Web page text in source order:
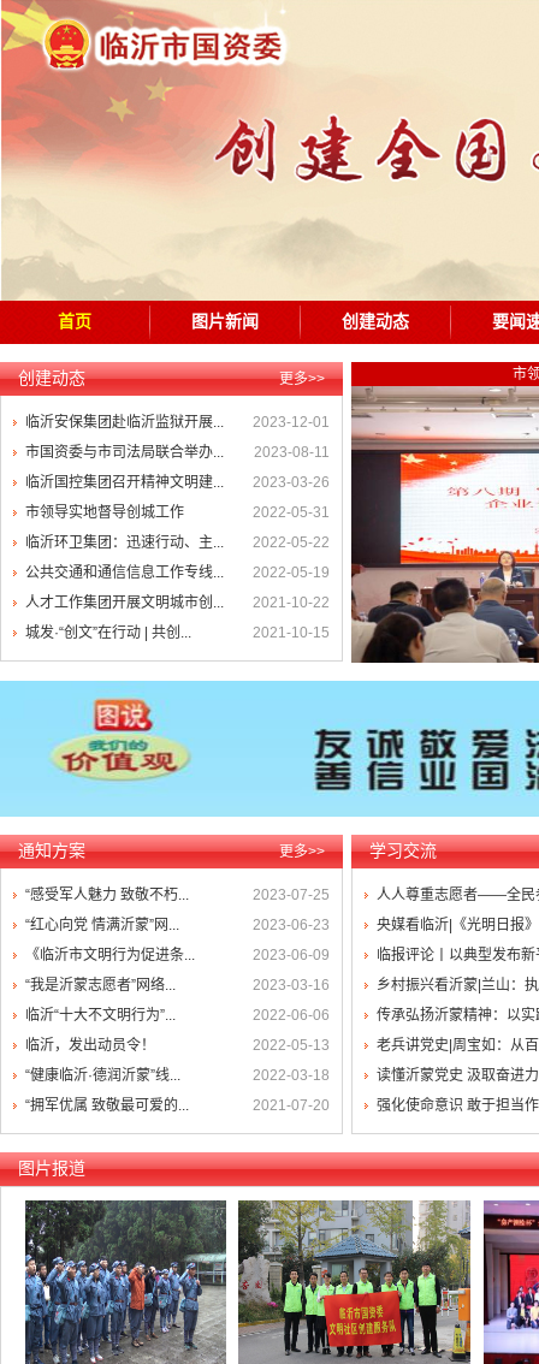
首页 图片新闻 创建动态 要闻
创建动态 更多>>
2023-12-01
临沂安保集团赴临沂监狱开展...
2023-08-11
市国资委与市司法局联合举办...
2023-03-26
临沂国控集团召开精神文明建...
2022-05-31
市领导实地督导创城工作
2022-05-22
临沂环卫集团：迅速行动、主...
2022-05-19
公共交通和通信信息工作专线...
2021-10-22
人才工作集团开展文明城市创...
2021-10-15
城发·“创文”在行动 | 共创...
公共
通知方案 更多>>
2023-07-25
“感受军人魅力 致敬不朽...
2023-06-23
“红心向党 情满沂蒙”网...
2023-06-09
《临沂市文明行为促进条...
2023-03-16
“我是沂蒙志愿者”网络...
2022-06-06
临沂“十大不文明行为”...
2022-05-13
临沂，发出动员令！
2022-03-18
“健康临沂·德润沂蒙”线...
2021-07-20
“拥军优属 致敬最可爱的...
学习交流
人人尊重志愿者——全民
央媒看临沂|《光明日报
临报评论丨以典型发布
乡村振兴看沂蒙|兰山：
传承弘扬沂蒙精神：以
老兵讲党史|周宝如：从
读懂沂蒙党史 汲取奋进
强化使命意识 敢于担当
图片报道